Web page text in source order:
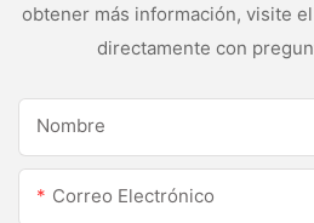
obtener más información, visite
directamente con
Nombre
Correo Electrónico